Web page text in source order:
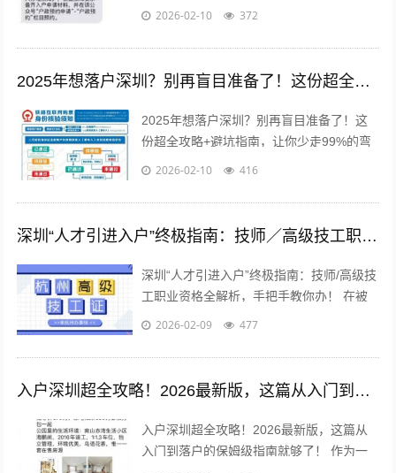
从“深漂”到“新深圳人”的过来人，我深知拿
2026-02-10 372
2025年想落户深圳？别再盲目准备了！这份超全攻略+避坑指南，让你少走99%的弯路
2025年想落户深圳？别再盲目准备了！这
份超全攻略+避坑指南，让你少走99%的弯
路 来了，就是深圳人。 这句口号温暖了无
2026-02-10 416
深圳“人才引进入户”终极指南：技师／高级技工职业资格全解析，手把手教你办！
深圳“人才引进入户”终极指南：技师/高级技
工职业资格全解析，手把手教你办！ 在被
誉为“中国硅谷”的深圳，无数追梦人汇聚于
2026-02-09 477
入户深圳超全攻略！2026最新版，这篇从入门到落户的保姆级指南就够了！
入户深圳超全攻略！2026最新版，这篇从
入门到落户的保姆级指南就够了！ 作为一